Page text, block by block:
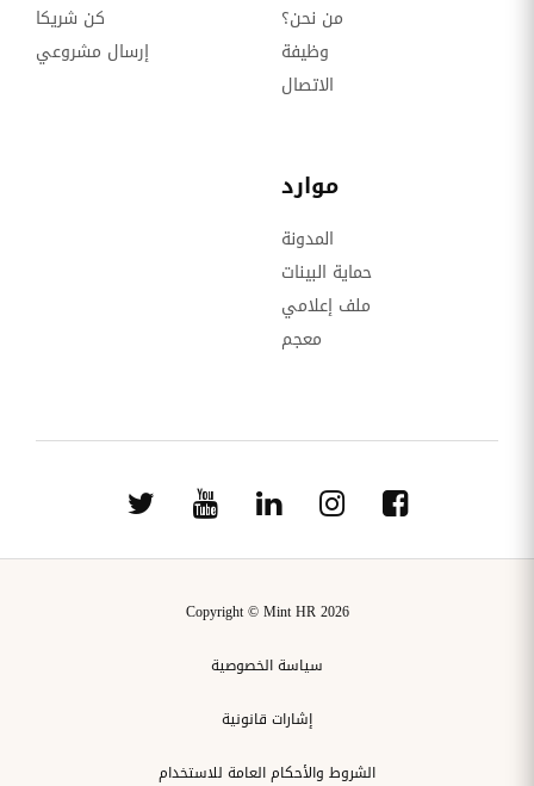
من نحن؟
وظيفة
الاتصال
كن شريكا
إرسال مشروعي
موارد
المدونة
حماية البينات
ملف إعلامي
معجم
Copyright © Mint HR 2026
سياسة الخصوصية
إشارات قانونية
الشروط والأحكام العامة للاستخدام